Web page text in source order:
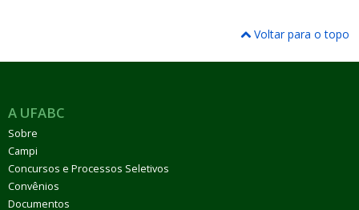
Voltar para o topo
A UFABC
Sobre
Campi
Concursos e Processos Seletivos
Convênios
Documentos